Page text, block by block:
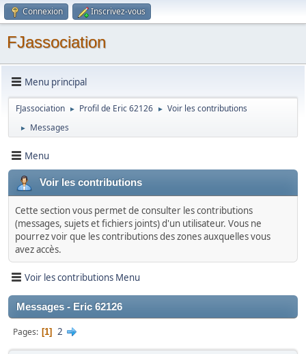
Connexion Inscrivez-vous
FJassociation
Menu principal
FJassociation ► Profil de Eric 62126 ► Voir les contributions
► Messages
Menu
Voir les contributions
Cette section vous permet de consulter les contributions
(messages, sujets et fichiers joints) d'un utilisateur. Vous ne
pourrez voir que les contributions des zones auxquelles vous
avez accès.
Voir les contributions Menu
Messages - Eric 62126
Pages 1 2